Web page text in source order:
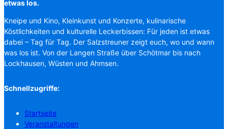
etwas los.
Kneipe und Kino, Kleinkunst und Konzerte, kulinarische
Köstlichkeiten und kulturelle Leckerbissen: Für jeden ist etwas
dabei – Tag für Tag. Der Salzstreuner zeigt euch, wo und wann
was los ist. Von der Langen Straße über Schötmar bis nach
Lockhausen, Wüsten und Ahmsen.
Schnellzugriffe:
Startseite
Veranstaltungen